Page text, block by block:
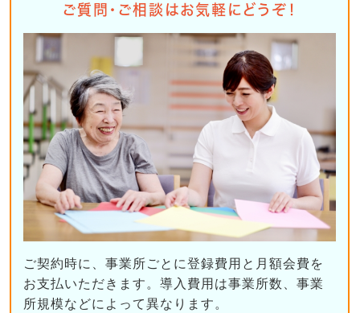
ご質問・ご相談はお気軽にどうぞ！
ご契約時に、事業所ごとに登録費用と月額会費を
お支払いただきます。導入費用は事業所数、事業
所規模などによって異なります。